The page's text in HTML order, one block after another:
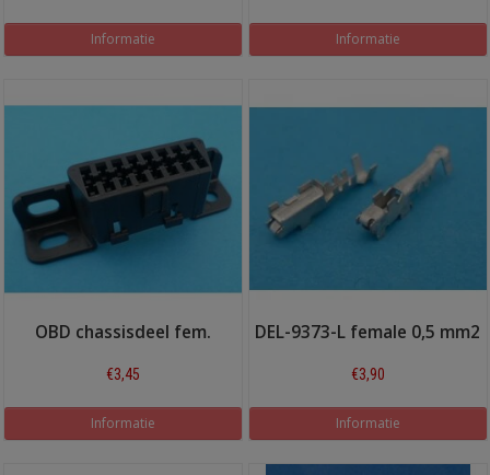
Informatie Informatie
OBD chassisdeel fem.
€3,45
Informatie
DEL-9373-L female 0,5 mm2
€3,90
Informatie